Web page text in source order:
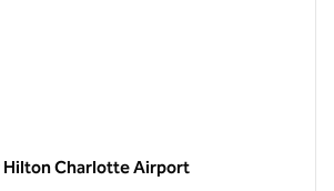
Hilton Charlotte Airport